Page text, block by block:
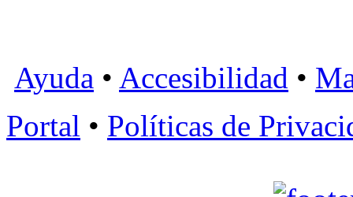
Ayuda • Accesibilidad •
Portal • Políticas de